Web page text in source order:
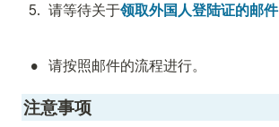
5. 请等待关于领取外国人登陆证的邮件
• 请按照邮件的流程进行。
注意事项